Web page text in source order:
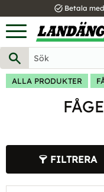
Meny
task_alt Betala
ALLA PRODUKTER
FILTRERA